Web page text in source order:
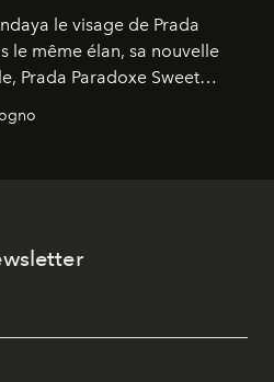
le visage de Prada
le même élan, sa nouvelle
Prada Paradoxe Sweet